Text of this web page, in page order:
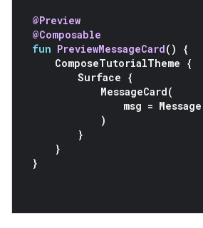
@Preview
@Composable
fun PreviewMessageCard()
{
ComposeTutorialTheme {
Surface {
MessageCard(
msg = Message
)
}
}
}